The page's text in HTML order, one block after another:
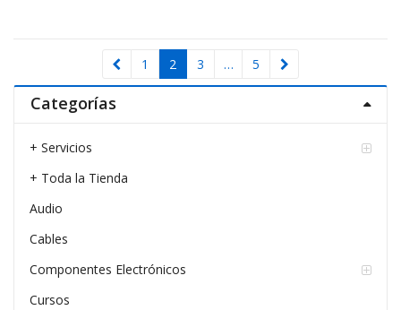
1 2 3 … 5
Categorías
+ Servicios
+ Toda la Tienda
Audio
Cables
Componentes Electrónicos
Cursos